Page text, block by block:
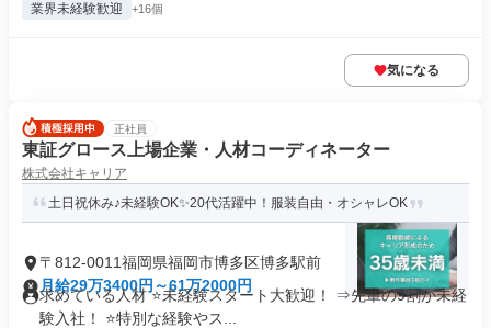
業界未経験歓迎 +16個
気になる
正社員
東証グロース上場企業・人材コーディネーター
株式会社キャリア
土日祝休み♪未経験OK✨20代活躍中！服装自由・オシャレOK
〒812-0011福岡県福岡市博多区博多駅前
月給29万3400円～61万2000円
求めている人材 ⭐未経験スタート大歓迎！ ⇒先輩の9割が未経
験入社！ ⭐特別な経験やス...